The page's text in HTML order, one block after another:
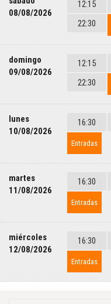
08/08/2026
12:15
22:30
domingo
09/08/2026
12:15
22:30
lunes
10/08/2026
16:30
Entradas
martes
11/08/2026
16:30
Entradas
miércoles
12/08/2026
16:30
Entradas